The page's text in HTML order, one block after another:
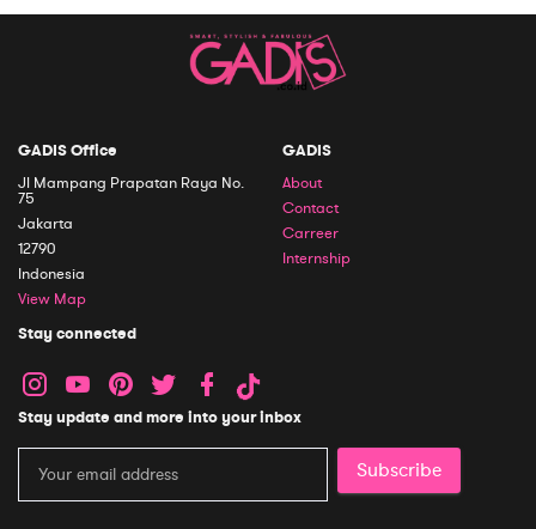
GADIS Office
Jl Mampang Prapatan Raya No.
75
Jakarta
12790
Indonesia
View Map
GADIS
About
Contact
Carreer
Internship
Stay connected
Stay update and more into your inbox
Subscribe